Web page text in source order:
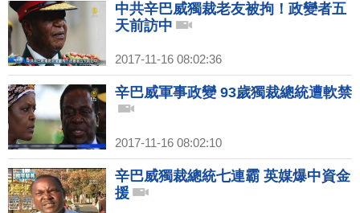
中共辛巴威獨裁老友被拘！政變者五
天前訪中
2017-11-16 08:02:36
辛巴威軍事政變 93歲獨裁總統遭軟禁
2017-11-16 08:02:10
辛巴威獨裁總統七連霸 英媒爆中資金
援